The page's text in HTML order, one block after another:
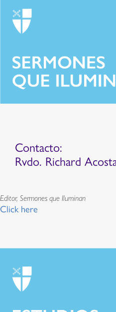
Contacto:
Rvdo. Richard
Editor, Sermones que Iluminan
Click here